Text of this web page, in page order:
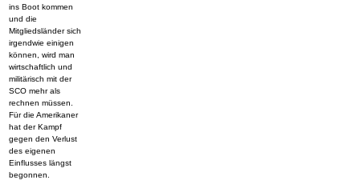
ins Boot kommen
und die
Mitgliedsländer sich
irgendwie einigen
können, wird man
wirtschaftlich und
militärisch mit der
SCO mehr als
rechnen müssen.
Für die Amerikaner
hat der Kampf
gegen den Verlust
des eigenen
Einflusses längst
begonnen.